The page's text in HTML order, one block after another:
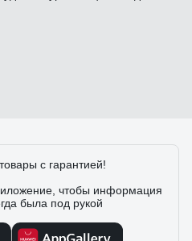
с гарантией!
чтобы информация
была под рукой